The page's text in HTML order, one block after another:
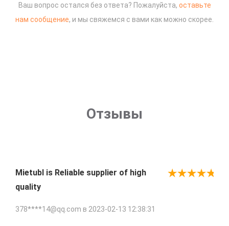
Ваш вопрос остался без ответа? Пожалуйста, оставьте
нам сообщение, и мы свяжемся с вами как можно скорее.
Отзывы
Mietubl is Reliable supplier of high
quality
378****14@qq.com в 2023-02-13 12:38:31